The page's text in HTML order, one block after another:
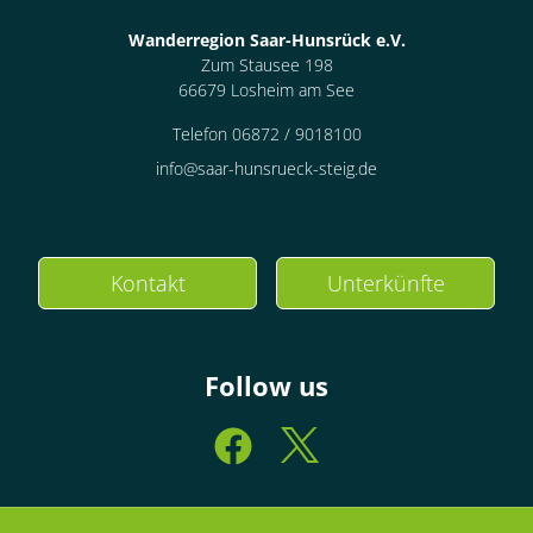
Wanderregion Saar-Hunsrück e.V.
Zum Stausee 198
66679 Losheim am See
Telefon 06872 / 9018100
info@saar-hunsrueck-steig.de
Kontakt Unterkünfte
Follow us